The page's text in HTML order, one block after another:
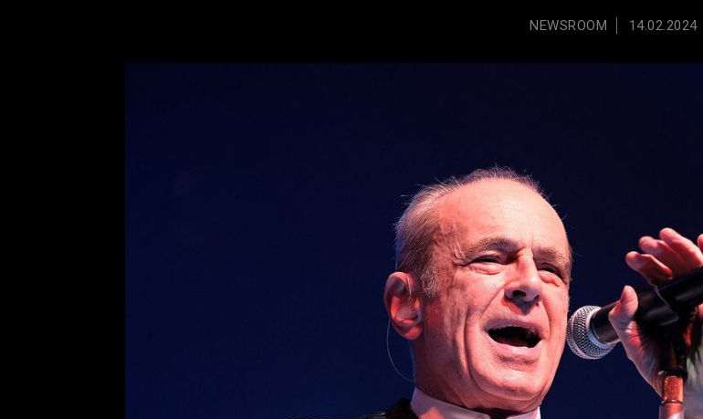
NEWSROOM 14.02.2024